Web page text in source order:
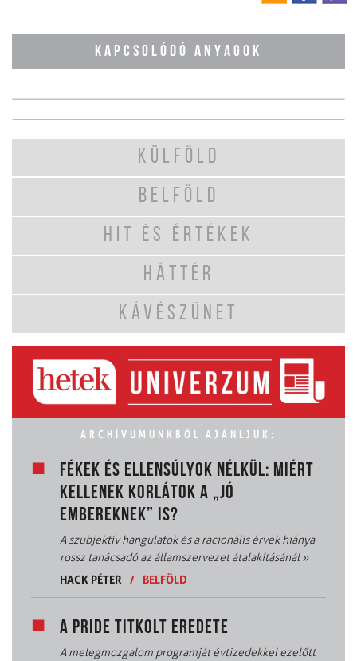
KAPCSOLÓDÓ ANYAGOK
KÜLFÖLD
BELFÖLD
HIT ÉS ÉRTÉKEK
HÁTTÉR
KÁVÉSZÜNET
ARCHÍVUMUNKBÓL AJÁNLJUK:
FÉKEK ÉS ELLENSÚLYOK NÉLKÜL: MIÉRT
KELLENEK KORLÁTOK A „JÓ
EMBEREKNEK” IS?
A szubjektív hangulatok és a racionális érvek hiánya
rossz tanácsadó az államszervezet átalakításánál»
HACK PÉTER
/ BELFÖLD
A PRIDE TITKOLT EREDETE
A melegmozgalom programját évtizedekkel ezelőtt